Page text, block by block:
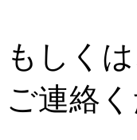
もしく
ご連絡く